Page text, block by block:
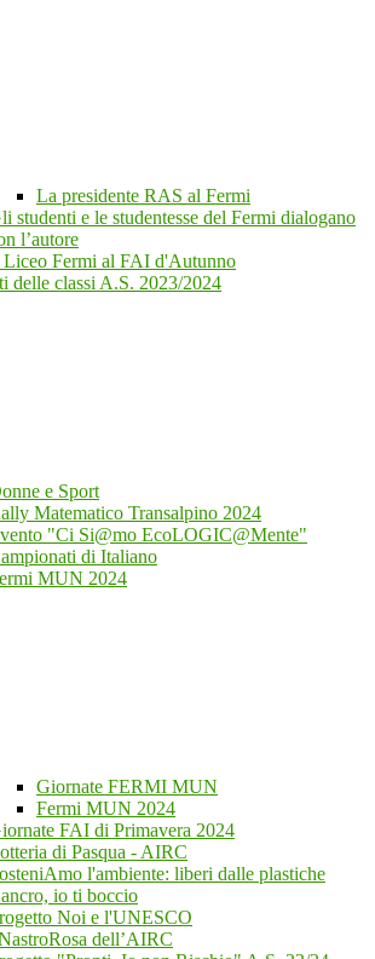
La presidente RAS al Fermi
studenti e le studentesse del Fermi dialogano
l’autore
Fermi al FAI d'Autunno
delle classi A.S. 2023/2024
e Sport
Matematico Transalpino 2024
"Ci Si@mo EcoLOGIC@Mente"
di Italiano
MUN 2024
Giornate FERMI MUN
Fermi MUN 2024
FAI di Primavera 2024
di Pasqua - AIRC
l'ambiente: liberi dalle plastiche
io ti boccio
Noi e l'UNESCO
dell’AIRC